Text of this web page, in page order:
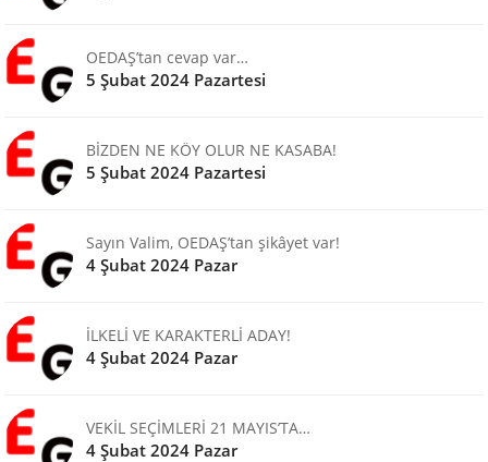
OEDAŞ’tan cevap var…
5 Şubat 2024 Pazartesi
BİZDEN NE KÖY OLUR NE KASABA!
5 Şubat 2024 Pazartesi
Sayın Valim, OEDAŞ’tan şikâyet var!
4 Şubat 2024 Pazar
İLKELİ VE KARAKTERLİ ADAY!
4 Şubat 2024 Pazar
VEKİL SEÇİMLERİ 21 MAYIS’TA…
4 Şubat 2024 Pazar